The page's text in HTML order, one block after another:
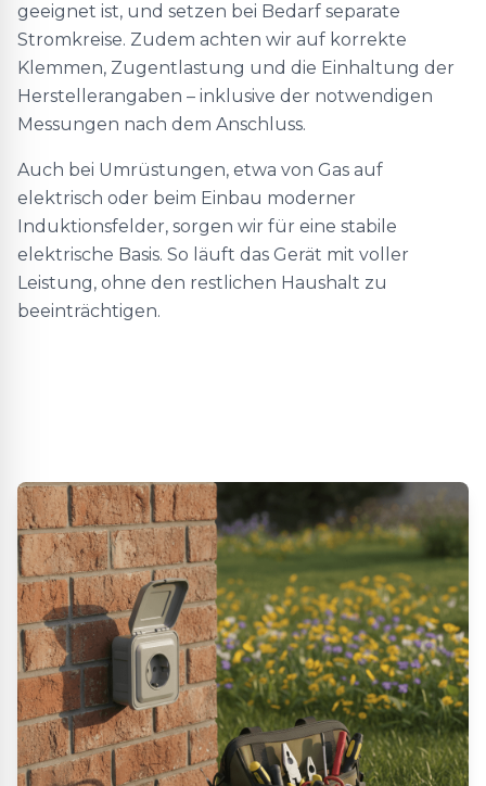
geeignet ist, und setzen bei Bedarf separate
Stromkreise. Zudem achten wir auf korrekte
Klemmen, Zugentlastung und die Einhaltung der
Herstellerangaben – inklusive der notwendigen
Messungen nach dem Anschluss.
Auch bei Umrüstungen, etwa von Gas auf
elektrisch oder beim Einbau moderner
Induktionsfelder, sorgen wir für eine stabile
elektrische Basis. So läuft das Gerät mit voller
Leistung, ohne den restlichen Haushalt zu
beeinträchtigen.